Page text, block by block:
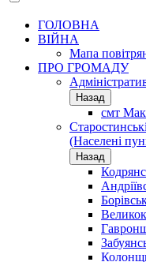
ГОЛОВНА
ВІЙНА
Мапа
ПРО ГРОМАДУ
Назад
смт
(Населені
Назад